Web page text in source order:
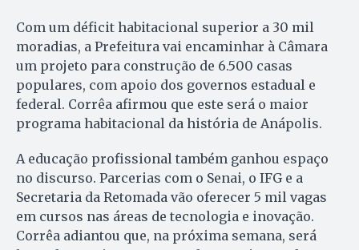
Com um déficit habitacional superior a 30 mil
moradias, a Prefeitura vai encaminhar à Câmara
um projeto para construção de 6.500 casas
populares, com apoio dos governos estadual e
federal. Corrêa afirmou que este será o maior
programa habitacional da história de Anápolis.
A educação profissional também ganhou espaço
no discurso. Parcerias com o Senai, o IFG e a
Secretaria da Retomada vão oferecer 5 mil vagas
em cursos nas áreas de tecnologia e inovação.
Corrêa adiantou que, na próxima semana, será